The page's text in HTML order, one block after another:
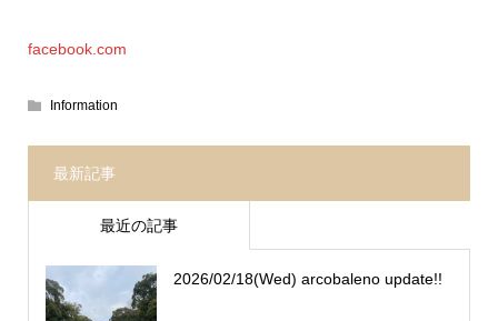
facebook.com
Information
最新記事
最近の記事
2026/02/18(Wed) arcobaleno update!!